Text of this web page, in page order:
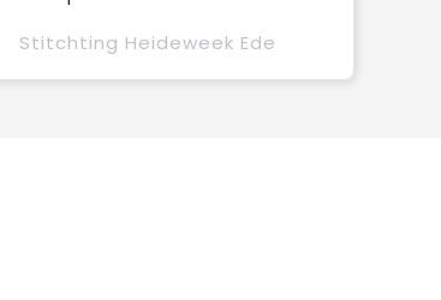
Stitchting Heideweek Ede